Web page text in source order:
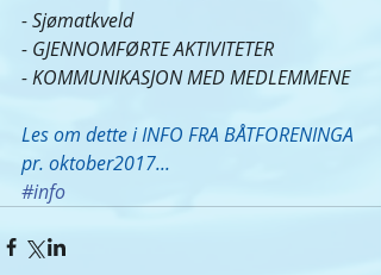
- Sjømatkveld
- GJENNOMFØRTE AKTIVITETER
- KOMMUNIKASJON MED MEDLEMMENE
Les om dette i INFO FRA BÅTFORENINGA
pr. oktober2017...
#info